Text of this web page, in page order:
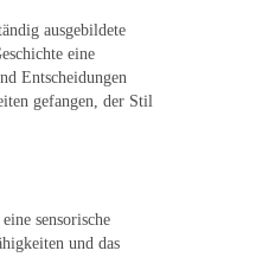
ausgebildete
eine
Entscheidungen
gefangen, der Stil
sensorische
und das